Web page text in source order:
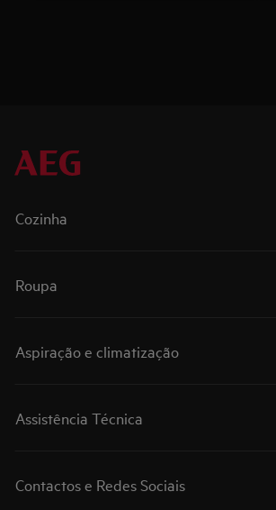
Cozinha
Roupa
Aspiração e climatização
Assistência Técnica
Contactos e Redes Sociais